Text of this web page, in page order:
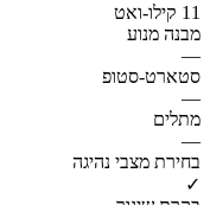
11 קילו-ואט
מבנה מנוע
—
סטארט-סטופ
—
מתלים
—
בחירת מצבי נהיגה
✓